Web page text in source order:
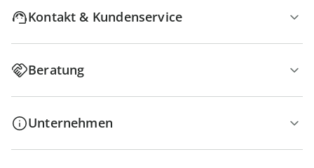
Kontakt & Kundenservice
Beratung
Unternehmen